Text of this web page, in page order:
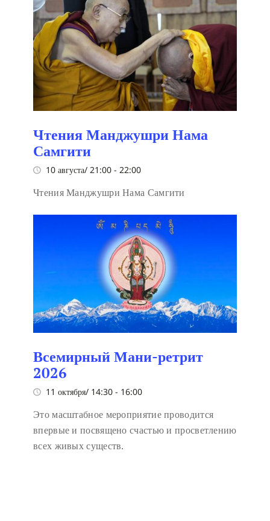
Чтения Манджушри Нама
Самгити
10 августа/ 21:00 - 22:00
Чтения Манджушри Нама Самгити
Всемирный Мани-ретрит
2026
11 октября/ 14:30 - 16:00
Это масштабное мероприятие проводится
впервые и посвящено счастью и просветлению
всех живых существ.